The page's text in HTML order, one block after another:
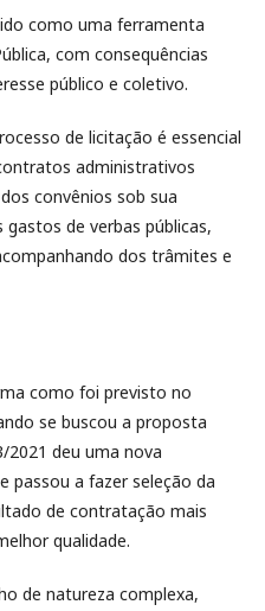
como uma ferramenta
com consequências
público e coletivo.
de licitação é essencial
administrativos
convênios sob sua
de verbas públicas,
dos trâmites e
como foi previsto no
se buscou a proposta
2021 deu uma nova
passou a fazer seleção da
de contratação mais
qualidade.
de natureza complexa,